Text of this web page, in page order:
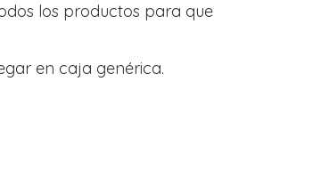
los productos para que
en caja genérica.